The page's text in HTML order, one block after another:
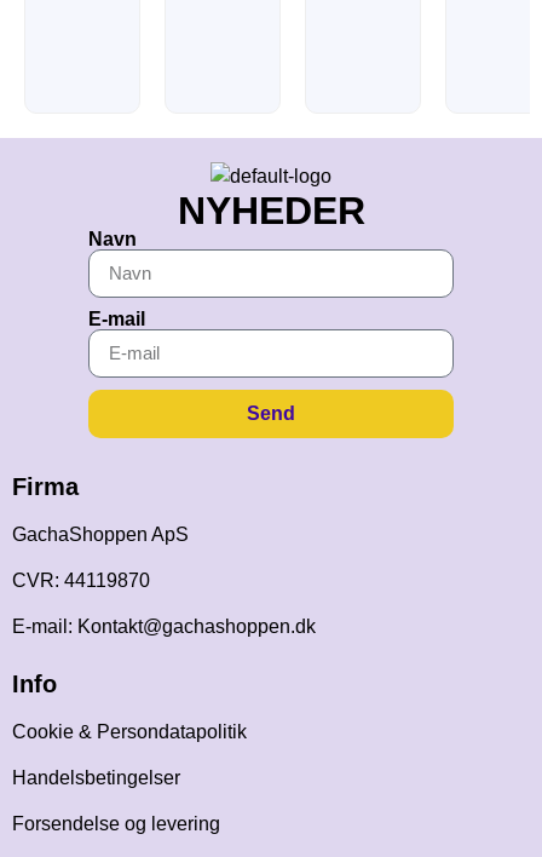
NYHEDER
Navn
E-mail
Send
Firma
GachaShoppen ApS
CVR: 44119870
E-mail: Kontakt@gachashoppen.dk
Info
Cookie & Persondatapolitik
Handelsbetingelser
Forsendelse og levering